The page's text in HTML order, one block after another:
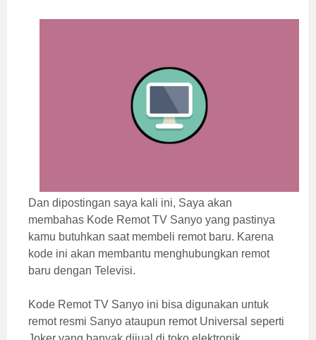
Dan dipostingan saya kali ini, Saya akan
membahas Kode Remot TV Sanyo yang pastinya
kamu butuhkan saat membeli remot baru. Karena
kode ini akan membantu menghubungkan remot
baru dengan Televisi.
Kode Remot TV Sanyo ini bisa digunakan untuk
remot resmi Sanyo ataupun remot Universal seperti